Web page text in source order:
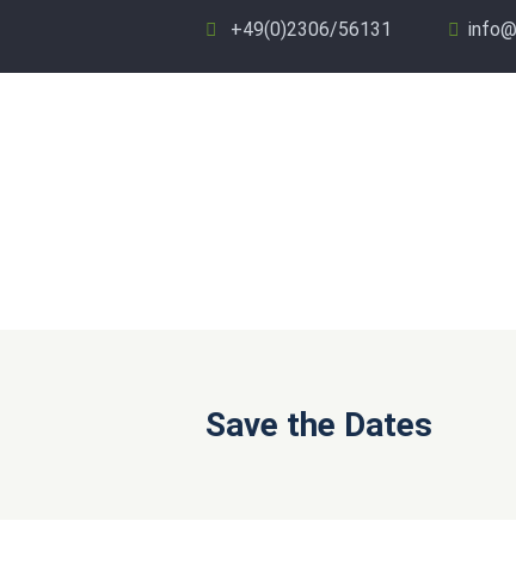
+49(0)2306/56131
Save the Dates